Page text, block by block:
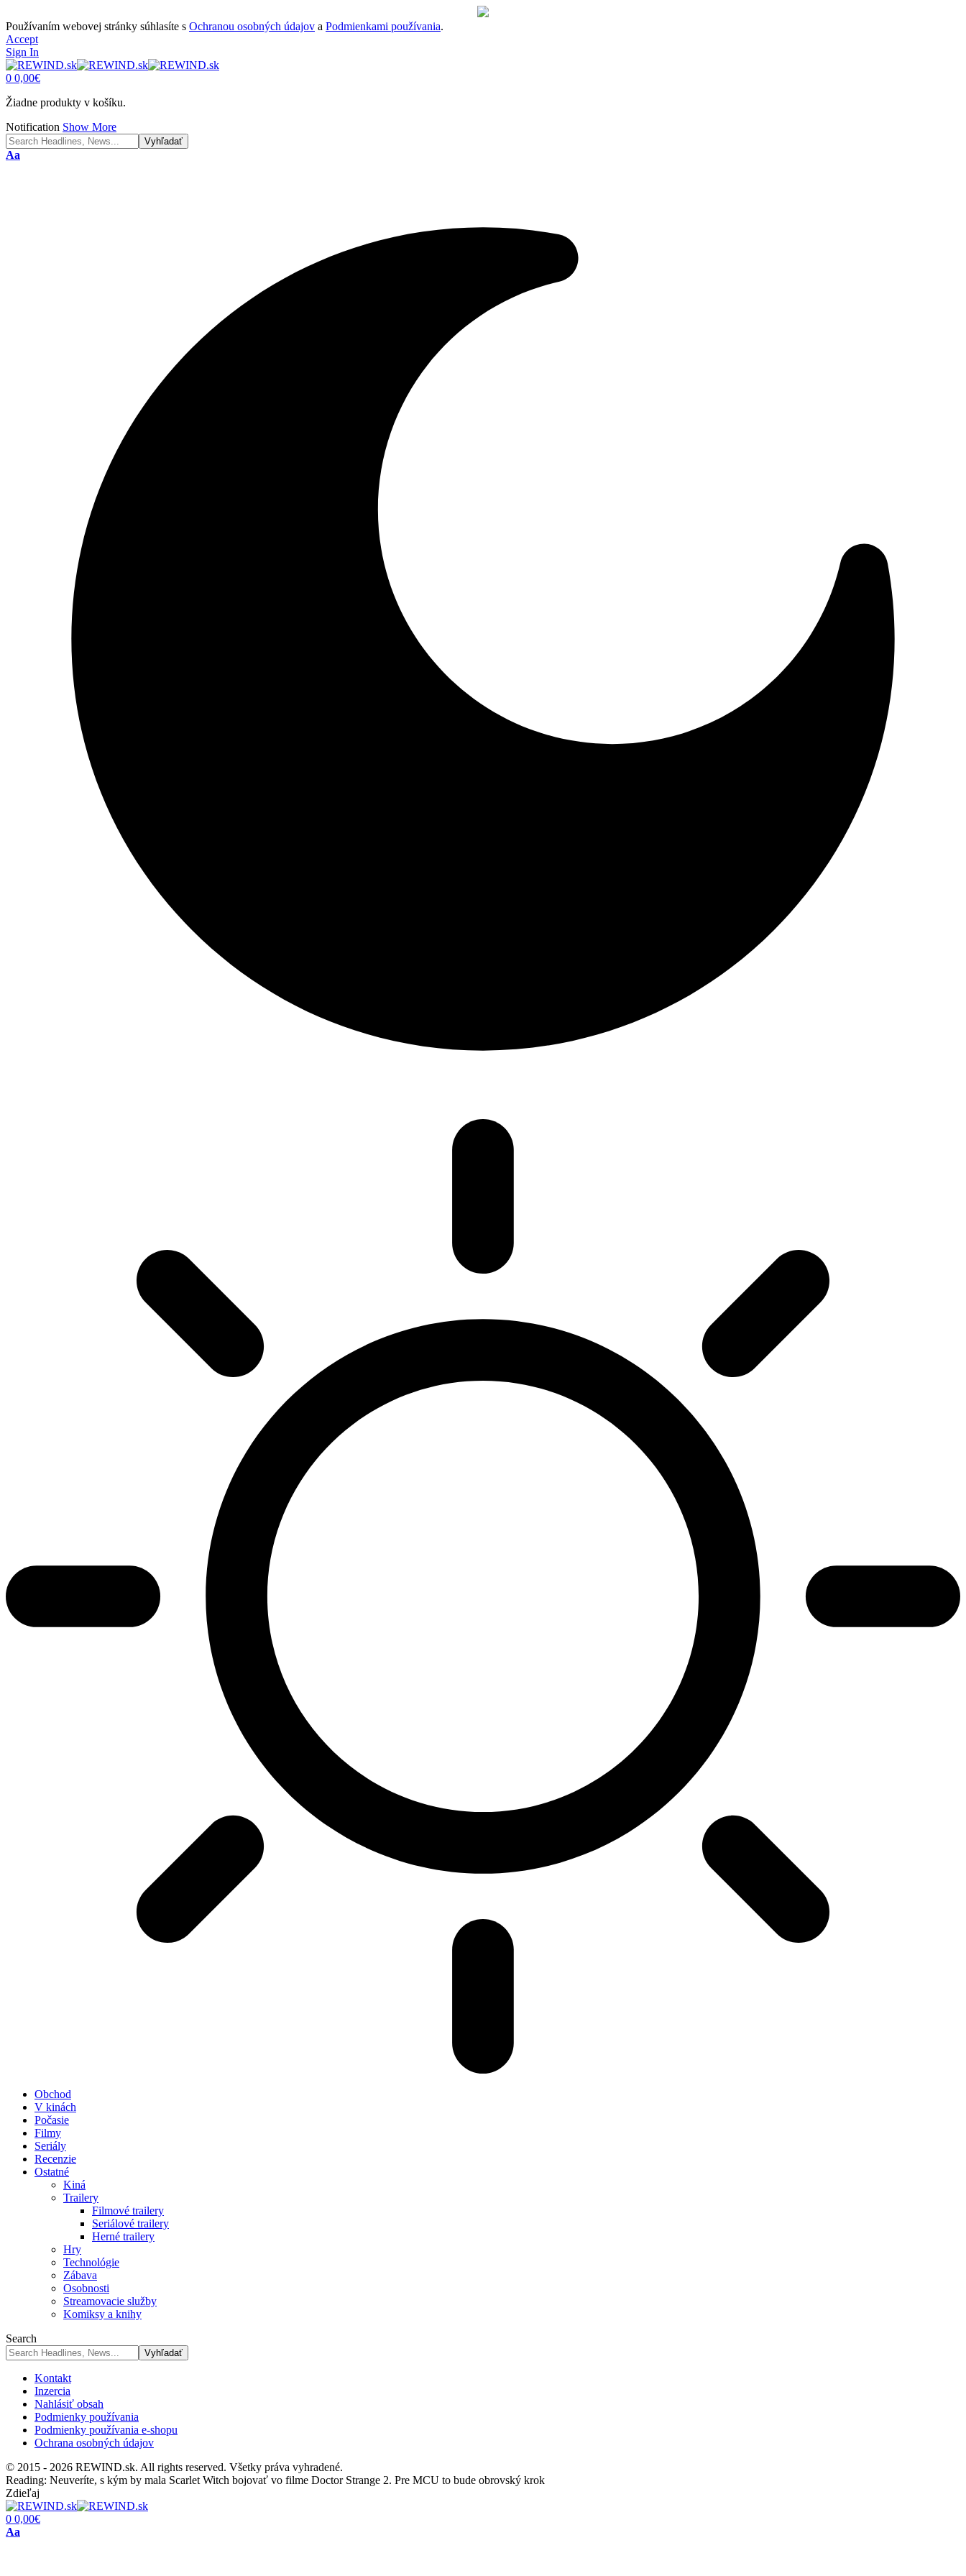
Používaním webovej stránky súhlasíte s Ochranou osobných údajov a Podmienkami používania.
Accept
Sign In
0 0,00€
Žiadne produkty v košíku.
Notification Show More
Font
Aa
Obchod
V kinách
Počasie
Filmy
Seriály
Recenzie
Ostatné
Kiná
Trailery
Filmové trailery
Seriálové trailery
Herné trailery
Hry
Technológie
Zábava
Osobnosti
Streamovacie služby
Komiksy a knihy
Search
Kontakt
Inzercia
Nahlásiť obsah
Podmienky používania
Podmienky používania e-shopu
Ochrana osobných údajov
© 2015 - 2026 REWIND.sk. All rights reserved. Všetky práva vyhradené.
Reading: Neuveríte, s kým by mala Scarlet Witch bojovať vo filme Doctor Strange 2. Pre MCU to bude obrovský krok
Zdieľaj
0 0,00€
Font
Aa